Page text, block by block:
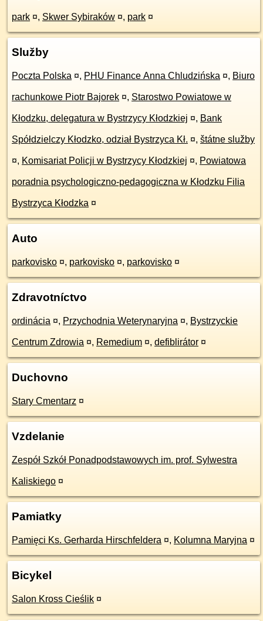
park ¤, Skwer Sybiraków ¤, park ¤
Služby
Poczta Polska ¤, PHU Finance Anna Chludzińska ¤, Biuro
rachunkowe Piotr Bajorek ¤, Starostwo Powiatowe w
Kłodzku, delegatura w Bystrzycy Kłodzkiej ¤, Bank
Spółdzielczy Kłodzko, odział Bystrzyca Kł. ¤, štátne služby
¤, Komisariat Policji w Bystrzycy Kłodzkiej ¤, Powiatowa
poradnia psychologiczno-pedagogiczna w Kłodzku Filia
Bystrzyca Kłodzka ¤
Auto
parkovisko ¤, parkovisko ¤, parkovisko ¤
Zdravotníctvo
ordinácia ¤, Przychodnia Weterynaryjna ¤, Bystrzyckie
Centrum Zdrowia ¤, Remedium ¤, defiblirátor ¤
Duchovno
Stary Cmentarz ¤
Vzdelanie
Zespół Szkół Ponadpodstawowych im. prof. Sylwestra
Kaliskiego ¤
Pamiatky
Pamięci Ks. Gerharda Hirschfeldera ¤, Kolumna Maryjna ¤
Bicykel
Salon Kross Cieślik ¤